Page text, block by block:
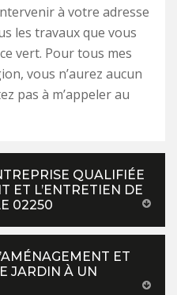
à votre adresse
les travaux que vous
vert. Pour tous mes
vous n’aurez aucun
pas à m’appeler au
QUALIFIÉE
ET L’ENTRETIEN DE
02250
ET
JARDIN À UN